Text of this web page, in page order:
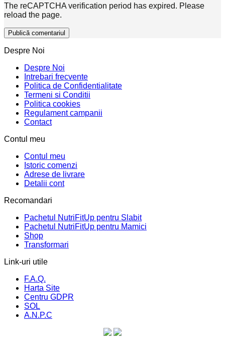
The reCAPTCHA verification period has expired. Please
reload the page.
Despre Noi
Despre Noi
Intrebari frecvente
Politica de Confidentialitate
Termeni si Conditii
Politica cookies
Regulament campanii
Contact
Contul meu
Contul meu
Istoric comenzi
Adrese de livrare
Detalii cont
Recomandari
Pachetul NutriFitUp pentru Slabit
Pachetul NutriFitUp pentru Mamici
Shop
Transformari
Link-uri utile
F.A.Q.
Harta Site
Centru GDPR
SOL
A.N.P.C